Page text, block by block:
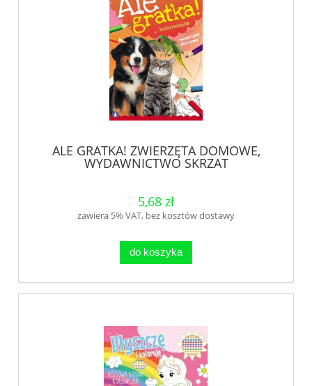
ALE GRATKA! ZWIERZĘTA DOMOWE,
WYDAWNICTWO SKRZAT
5,68 zł
zawiera 5% VAT, bez kosztów dostawy
do koszyka